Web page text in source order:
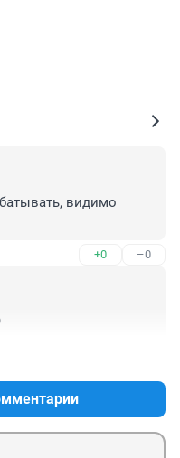
видимо
+0 –0